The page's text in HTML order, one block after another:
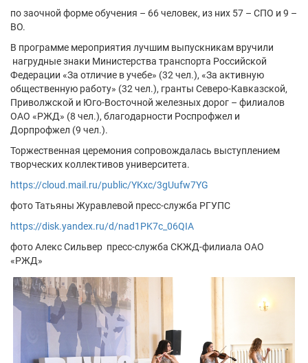
по заочной форме обучения – 66 человек, из них 57 – СПО и 9 –
ВО.
В программе мероприятия лучшим выпускникам вручили
нагрудные знаки Министерства транспорта Российской
Федерации «За отличие в учебе» (32 чел.), «За активную
общественную работу» (32 чел.), гранты Северо-Кавказской,
Приволжской и Юго-Восточной железных дорог – филиалов
ОАО «РЖД» (8 чел.), благодарности Роспрофжел и
Дорпрофжел (9 чел.).
Торжественная церемония сопровождалась выступлением
творческих коллективов университета.
https://cloud.mail.ru/public/YKxc/3gUufw7YG
фото Татьяны Журавлевой пресс-служба РГУПС
https://disk.yandex.ru/d/nad1PK7c_06QIA
фото Алекс Сильвер пресс-служба СКЖД-филиала ОАО
«РЖД»